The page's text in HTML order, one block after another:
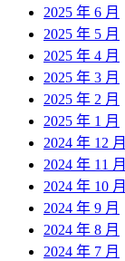
2025 年 6 月
2025 年 5 月
2025 年 4 月
2025 年 3 月
2025 年 2 月
2025 年 1 月
2024 年 12 月
2024 年 11 月
2024 年 10 月
2024 年 9 月
2024 年 8 月
2024 年 7 月